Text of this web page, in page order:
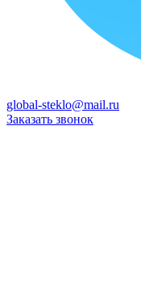
global-steklo@mail.ru
Заказать звонок